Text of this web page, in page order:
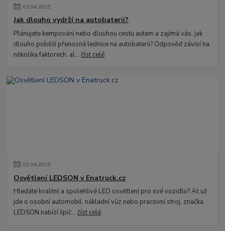
03.04.2025
Jak dlouho vydrží na autobaterii?
Plánujete kempování nebo dlouhou cestu autem a zajímá vás, jak
dlouho poběží přenosná lednice na autobaterii? Odpověď závisí na
několika faktorech, al...číst celé
02.04.2025
Osvětlení LEDSON v Enatruck.cz
Hledáte kvalitní a spolehlivé LED osvětlení pro své vozidlo? Ať už
jde o osobní automobil, nákladní vůz nebo pracovní stroj, značka
LEDSON nabízí špič...číst celé